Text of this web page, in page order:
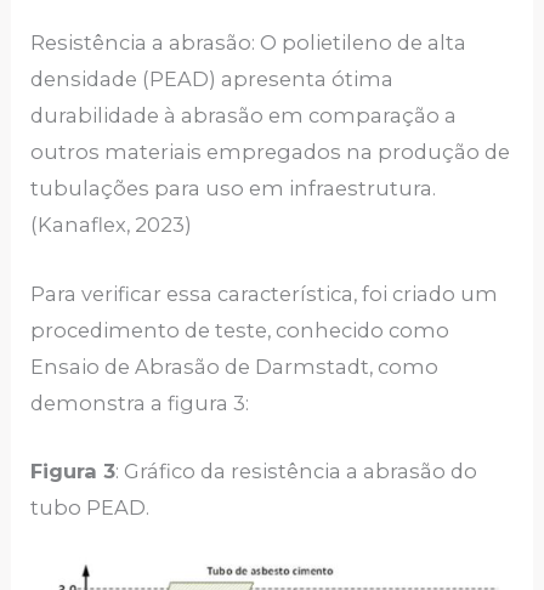
Resistência a abrasão: O polietileno de alta
densidade (PEAD) apresenta ótima
durabilidade à abrasão em comparação a
outros materiais empregados na produção de
tubulações para uso em infraestrutura.
(Kanaflex, 2023)
Para verificar essa característica, foi criado um
procedimento de teste, conhecido como
Ensaio de Abrasão de Darmstadt, como
demonstra a figura 3:
Figura 3: Gráfico da resistência a abrasão do
tubo PEAD.